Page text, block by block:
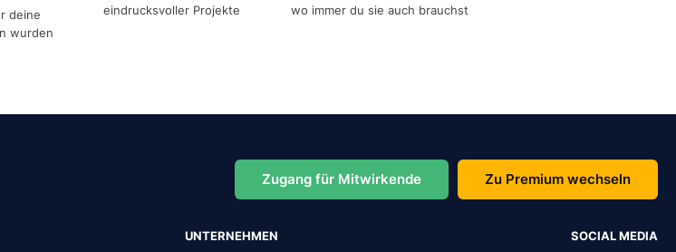
deine
wurden
eindrucksvoller Projekte
wo immer du sie auch brauchst
Zugang für Mitwirkende Zu Premium wechseln
UNTERNEHMEN SOCIAL MEDIA